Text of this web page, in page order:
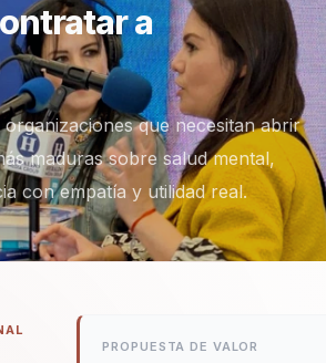
a
que necesitan abrir
maduras sobre salud mental,
con empatía y utilidad real.
PROPUESTA DE VALOR